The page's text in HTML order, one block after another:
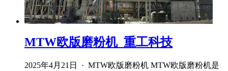
MTW欧版磨粉机_重工科技
2025年4月21日 · MTW欧版磨粉机 MTW欧版磨粉机是